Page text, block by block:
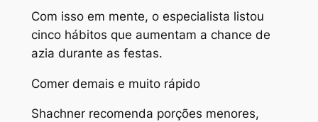
Com isso em mente, o especialista listou
cinco hábitos que aumentam a chance de
azia durante as festas.
Comer demais e muito rápido
Shachner recomenda porções menores,